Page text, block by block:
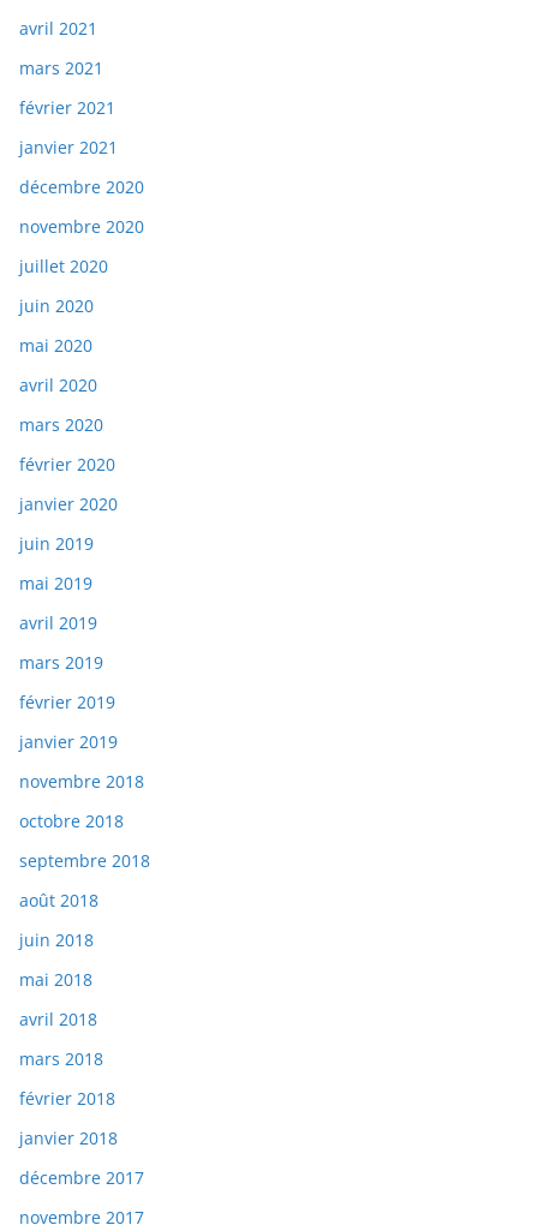
avril 2021
mars 2021
février 2021
janvier 2021
décembre 2020
novembre 2020
juillet 2020
juin 2020
mai 2020
avril 2020
mars 2020
février 2020
janvier 2020
juin 2019
mai 2019
avril 2019
mars 2019
février 2019
janvier 2019
novembre 2018
octobre 2018
septembre 2018
août 2018
juin 2018
mai 2018
avril 2018
mars 2018
février 2018
janvier 2018
décembre 2017
novembre 2017